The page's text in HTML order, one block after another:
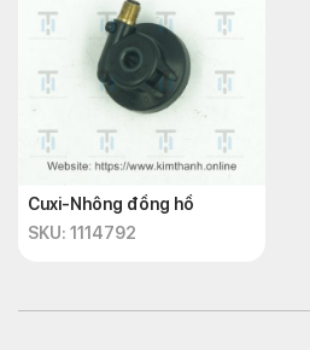
Cuxi-Nhông đồng hồ
SKU: 1114792